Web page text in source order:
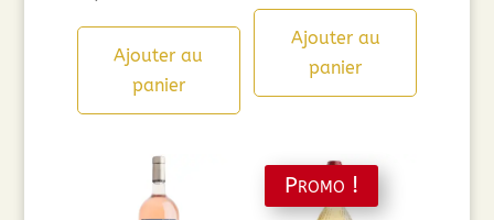
Ajouter au
panier
Ajouter au
panier
Promo !